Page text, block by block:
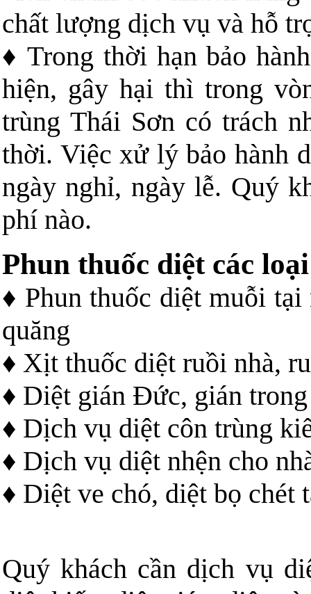
chất lượng dịch vụ và hỗ
♦ Trong thời hạn bảo
hiện, gây hại thì trong
trùng Thái Sơn có trách
thời. Việc xử lý bảo hành
ngày nghỉ, ngày lễ. Quý
phí nào.
Phun thuốc diệt các
♦ Phun thuốc diệt muỗi
quăng
♦ Xịt thuốc diệt ruồi nhà,
♦ Diệt gián Đức, gián
♦ Dịch vụ diệt côn trùng
♦ Dịch vụ diệt nhện cho
♦ Diệt ve chó, diệt bọ chét
Quý khách cần dịch vụ